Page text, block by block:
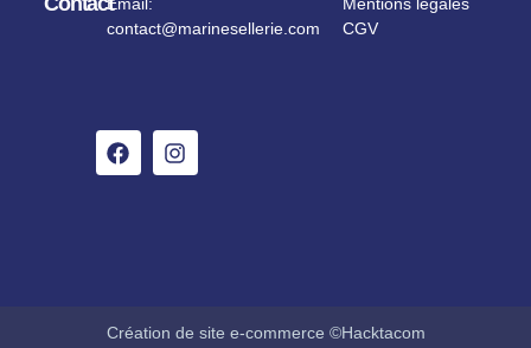
Email:
contact@marinesellerie.com
Mentions légales
CGV
Création de site e-commerce ©Hacktacom